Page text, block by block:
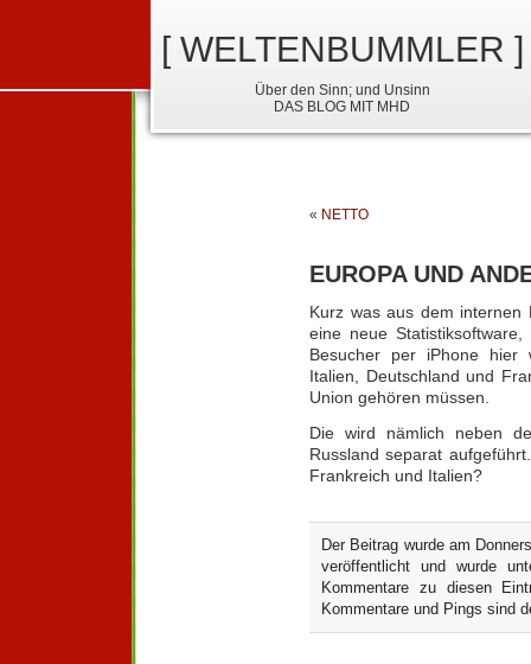
[ WELTENBUMMLER ]
Über den Sinn; und Unsinn
DAS BLOG MIT MHD
« NETTO
EUROPA UND
Kurz was aus dem internen
eine neue
Besucher per iPhone hier
Italien, Deutschland und
Union gehören müssen.
Die wird nämlich neben
Russland separat
Frankreich und Italien?
Der Beitrag wurde am
veröffentlicht und wurde
Kommentare zu diesen
Kommentare und Pings sind